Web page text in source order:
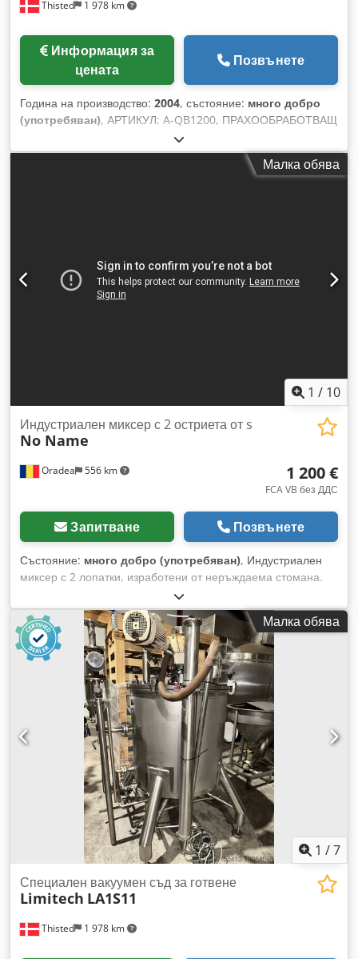
Thisted 1 978 km
Информация за
цената
Позвънете
Година на производство: 2004, състояние: много добро
(употребяван), АРТИКУЛ: A-QB1200, ПРАХООБРАБОТВАЩ
МИКСЕР FOODTECH Дисолвер миксер модул PU133 Марка:
QB Food Tech. Модел: QB 1200 Обем: 1 200 литра. С
двойна стена за охлаждане/подгряване. Dsdpfxepcg Has
Малка обява
1 / 10
Oradea 556 km
Индустриален миксер с 2 остриета от s
No Name
1 200 €
FCA VB без ДДС
Запитване Позвънете
Състояние: много добро (употребяван), Индустриален
миксер с 2 лопатки, изработени от неръждаема стомана.
Мотор 2.2 kW с преправка, има 2 редуктора S.T.M. тип RI
70S с предавателно отношение 1:15, съответстващи на
палетите. Оборудван е с ръчна система за регулиране на
скоростта на въртене на лопатките. Общо тегло на
миксера: 120 кг Обща дължина с дръжките: 200 см,
ширина: 80 см, височина: 48 см Лопатките са еднакви,
разглобяеми, с остър ръб в посока на въртене и с размери:
45 см x 45 см. Произведено в Италия. Приложение: За
обработка на мляко, вино, както и в хранително-вкусовата
промишленост, където се работи с течности и различни по
плътност и вискозитет вещества. Цена: 1.200 евро + ДДС,
по договаряне, FCA Орадеа, Румъния Djdpfxeh E Sfcs Ap
Asck Възможни са грешки, промени и предварителна
продажба. Говорим английски./ Wir sprechen Deutsch./
Beszélünk magyarul./ Nous parlons français./ Vorbim
Малка обява
1 /7
Thisted 1 978 km
Специален вакуумен съд за готвене
Limitech LA1S11